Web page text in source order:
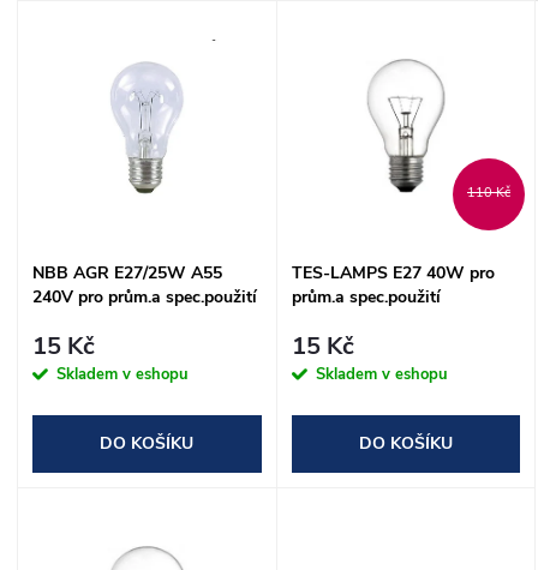
p
o
d
s
p
NBB AGR E27/25W A55
240V pro prům.a spec.použití
15 Kč
Skladem v eshopu
DO KOŠÍKU
110 Kč
TES-LAMPS E27 40W pro
prům.a spec.použití
15 Kč
Skladem v eshopu
DO KOŠÍKU